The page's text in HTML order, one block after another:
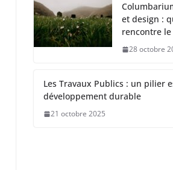
et design :
rencontre
28 octobre
Les Travaux Publics : un pilier
développement durable
21 octobre 2025